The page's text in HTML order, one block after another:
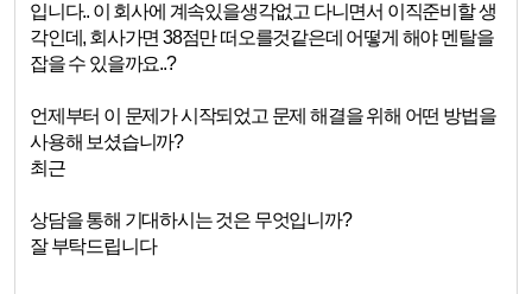
입니다.. 이 회사에 계속있을생각없고 다니면서 이직준비할 생
각인데, 회사가면 38점만 떠오를것같은데 어떻게 해야 멘탈을
잡을 수 있을까요..?
언제부터 이 문제가 시작되었고 문제 해결을 위해 어떤 방법을
사용해 보셨습니까?
최근
상담을 통해 기대하시는 것은 무엇입니까?
잘 부탁드립니다